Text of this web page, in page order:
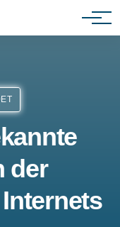
der